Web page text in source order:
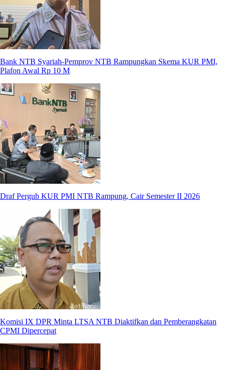
Bank NTB Syariah-Pemprov NTB Rampungkan Skema KUR PMI,
Plafon Awal Rp 10 M
Draf Pergub KUR PMI NTB Rampung, Cair Semester II 2026
Komisi IX DPR Minta LTSA NTB Diaktifkan dan Pemberangkatan
CPMI Dipercepat